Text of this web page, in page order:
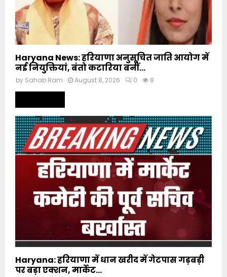
Haryana News: हरियाणा अनुसूचित जाति आयोग में
नई नियुक्तियां, बंतो कटारिया बनीं...
by Sahab Ram August 8, 2026 0 8
Haryana: हरियाणा में धान खरीद में गेटपास गड़बड़ी
पर बड़ा एक्शन, मार्केट...